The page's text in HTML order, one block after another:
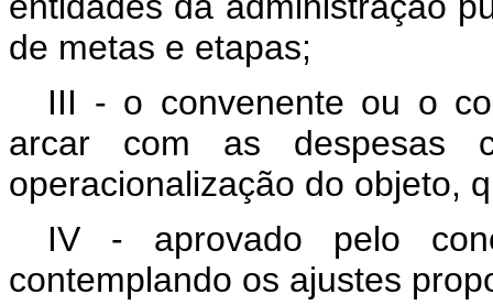
de metas e etapas;
III - o convenente ou o
arcar com as despesas
operacionalização do objeto,
IV - aprovado pelo
contemplando os ajustes